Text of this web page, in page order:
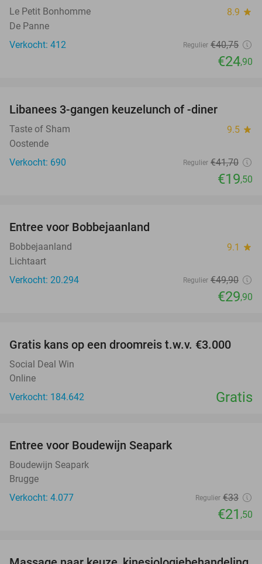
Le Petit Bonhomme 8.9 star
De Panne
Verkocht: 412
Regulier €40,75
€24,90
Libanees 3-gangen keuzelunch of -diner
Taste of Sham 9.5 star
Oostende
Verkocht: 690
Regulier €41,70
€19,50
Entree voor Bobbejaanland
Bobbejaanland 9.1 star
Lichtaart
Verkocht: 20.294
Regulier €49,90
€29,90
Gratis kans op een droomreis t.w.v. €3.000
Social Deal Win
Online
Verkocht: 184.642
Gratis
Entree voor Boudewijn Seapark
Boudewijn Seapark
Brugge
Verkocht: 4.077
Regulier €33
€21 ,50